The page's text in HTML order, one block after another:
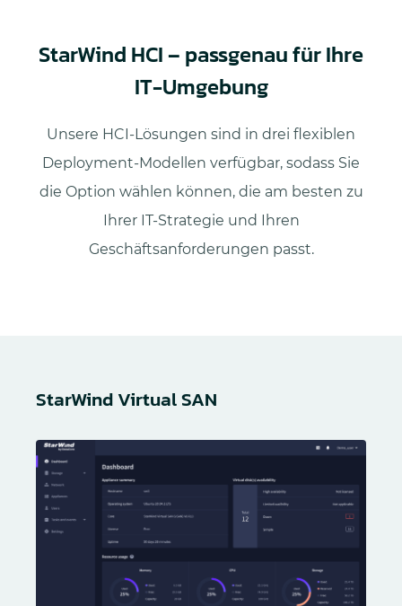
StarWind HCI – passgenau für Ihre
IT-Umgebung
Unsere HCI-Lösungen sind in drei flexiblen
Deployment-Modellen verfügbar, sodass Sie
die Option wählen können, die am besten zu
Ihrer IT-Strategie und Ihren
Geschäftsanforderungen passt.
StarWind Virtual SAN